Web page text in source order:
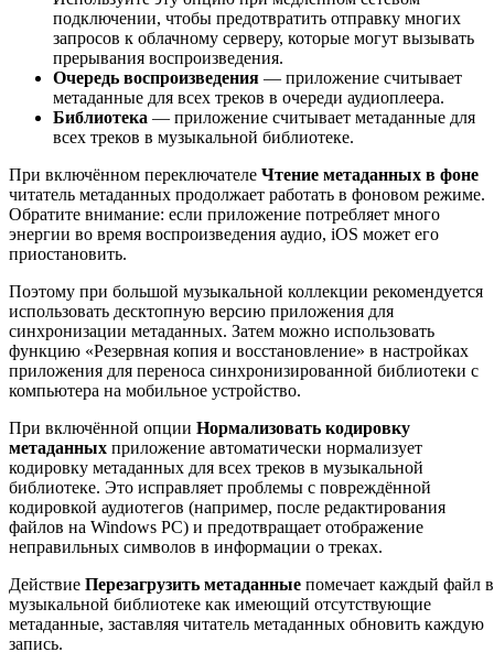
подключении, чтобы предотвратить отправку многих
запросов к облачному серверу, которые могут вызывать
прерывания воспроизведения.
Очередь воспроизведения — приложение считывает
метаданные для всех треков в очереди аудиоплеера.
Библиотека — приложение считывает метаданные для
всех треков в музыкальной библиотеке.
При включённом переключателе Чтение метаданных в фоне
читатель метаданных продолжает работать в фоновом режиме.
Обратите внимание: если приложение потребляет много
энергии во время воспроизведения аудио, iOS может его
приостановить.
Поэтому при большой музыкальной коллекции рекомендуется
использовать десктопную версию приложения для
синхронизации метаданных. Затем можно использовать
функцию «Резервная копия и восстановление» в настройках
приложения для переноса синхронизированной библиотеки с
компьютера на мобильное устройство.
При включённой опции Нормализовать кодировку
метаданных приложение автоматически нормализует
кодировку метаданных для всех треков в музыкальной
библиотеке. Это исправляет проблемы с повреждённой
кодировкой аудиотегов (например, после редактирования
файлов на Windows PC) и предотвращает отображение
неправильных символов в информации о треках.
Действие Перезагрузить метаданные помечает каждый файл в
музыкальной библиотеке как имеющий отсутствующие
метаданные, заставляя читатель метаданных обновить каждую
запись.